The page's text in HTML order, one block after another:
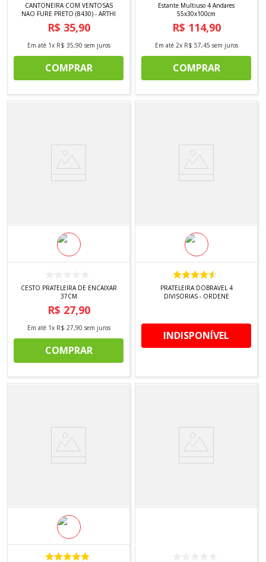
CANTONEIRA COM VENTOSAS
NAO FURE PRETO (8430) - ARTHI
R$ 35,90
Em até 1x R$ 35,90 sem juros
COMPRAR
Estante Multiuso 4 Andares
55x30x100cm
R$ 114,90
Em até 2x R$ 57,45 sem juros
COMPRAR
CESTO PRATELEIRA DE ENCAIXAR
37CM
R$ 27,90
Em até 1x R$ 27,90 sem juros
COMPRAR
PRATELEIRA DOBRAVEL 4
DIVISORIAS - ORDENE
INDISPONÍVEL